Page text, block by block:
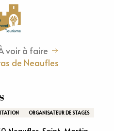
voir à faire
de Neaufles
ORGANISATEUR DE STAGES